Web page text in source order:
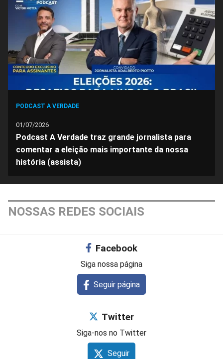
PODCAST A VERDADE
01/07/2026
Podcast A Verdade traz grande jornalista para
comentar a eleição mais importante da nossa
história (assista)
NOSSAS REDES SOCIAIS
Facebook
Siga nossa página
Seguir página
Twitter
Siga-nos no Twitter
Seguir